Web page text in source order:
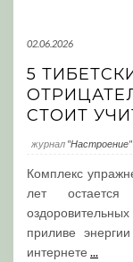
02.06.2026
5
СТОИТ
журнал "Настроение"
Комплекс
лет
приливе
интернете ...